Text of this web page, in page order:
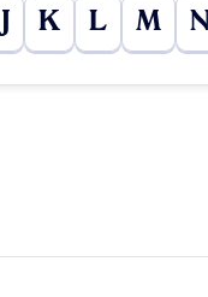
K L M N